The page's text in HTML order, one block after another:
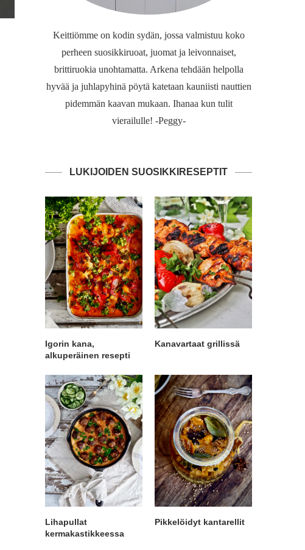
Keittiömme on kodin sydän, jossa valmistuu koko
perheen suosikkiruoat, juomat ja leivonnaiset,
brittiruokia unohtamatta. Arkena tehdään helpolla
hyvää ja juhlapyhinä pöytä katetaan kauniisti nauttien
pidemmän kaavan mukaan. Ihanaa kun tulit
vierailulle! -Peggy-
LUKIJOIDEN SUOSIKKIRESEPTIT
Igorin kana,
alkuperäinen resepti
Kanavartaat grillissä
Lihapullat
kermakastikkeessa
Pikkelöidyt kantarellit